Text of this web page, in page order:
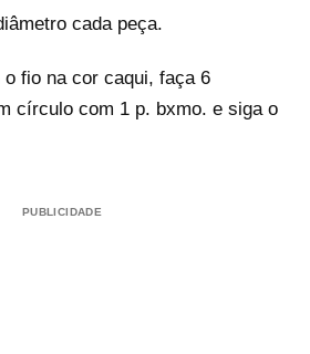
cada peça.
o fio na cor caqui, faça 6
círculo com 1 p. bxmo. e siga o
PUBLICIDADE